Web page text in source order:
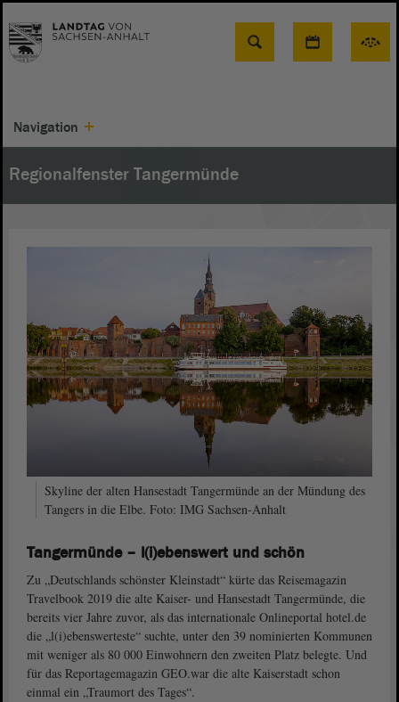
Suche
Navigation
Regionalfenster Tangermünde
Skyline der alten Hansestadt Tangermünde an der Mündung des
Tangers in die Elbe. Foto: IMG Sachsen-Anhalt
Tangermünde – l(i)ebenswert und schön
Zu „Deutschlands schönster Kleinstadt“ kürte das Reisemagazin
Travelbook 2019 die alte Kaiser- und Hansestadt Tangermünde, die
bereits vier Jahre zuvor, als das internationale Onlineportal hotel.de
die „l(i)ebenswerteste“ suchte, unter den 39 nominierten Kommunen
mit weniger als 80 000 Einwohnern den zweiten Platz belegte. Und
für das Reportagemagazin GEO.war die alte Kaiserstadt schon
einmal ein „Traumort des Tages“.